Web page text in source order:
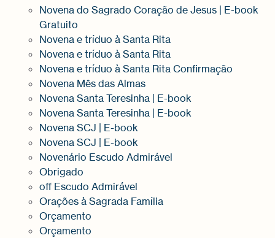
Novena do Sagrado Coração de Jesus | E-book
Gratuito
Novena e tríduo à Santa Rita
Novena e tríduo à Santa Rita
Novena e tríduo à Santa Rita Confirmação
Novena Mês das Almas
Novena Santa Teresinha | E-book
Novena Santa Teresinha | E-book
Novena SCJ | E-book
Novena SCJ | E-book
Novenário Escudo Admirável
Obrigado
off Escudo Admirável
Orações à Sagrada Família
Orçamento
Orçamento